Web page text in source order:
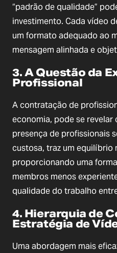
“padrão de qualidade”
investimento. Cada vídeo
um formato adequado ao
mensagem alinhada e
3. A Questão da
Profissional
A contratação de
economia, pode se
presença de profissionais
custosa, traz um equilíbrio
proporcionando uma
membros menos
qualidade do trabalho
4. Hierarquia de
Estratégia de
Uma abordagem mais